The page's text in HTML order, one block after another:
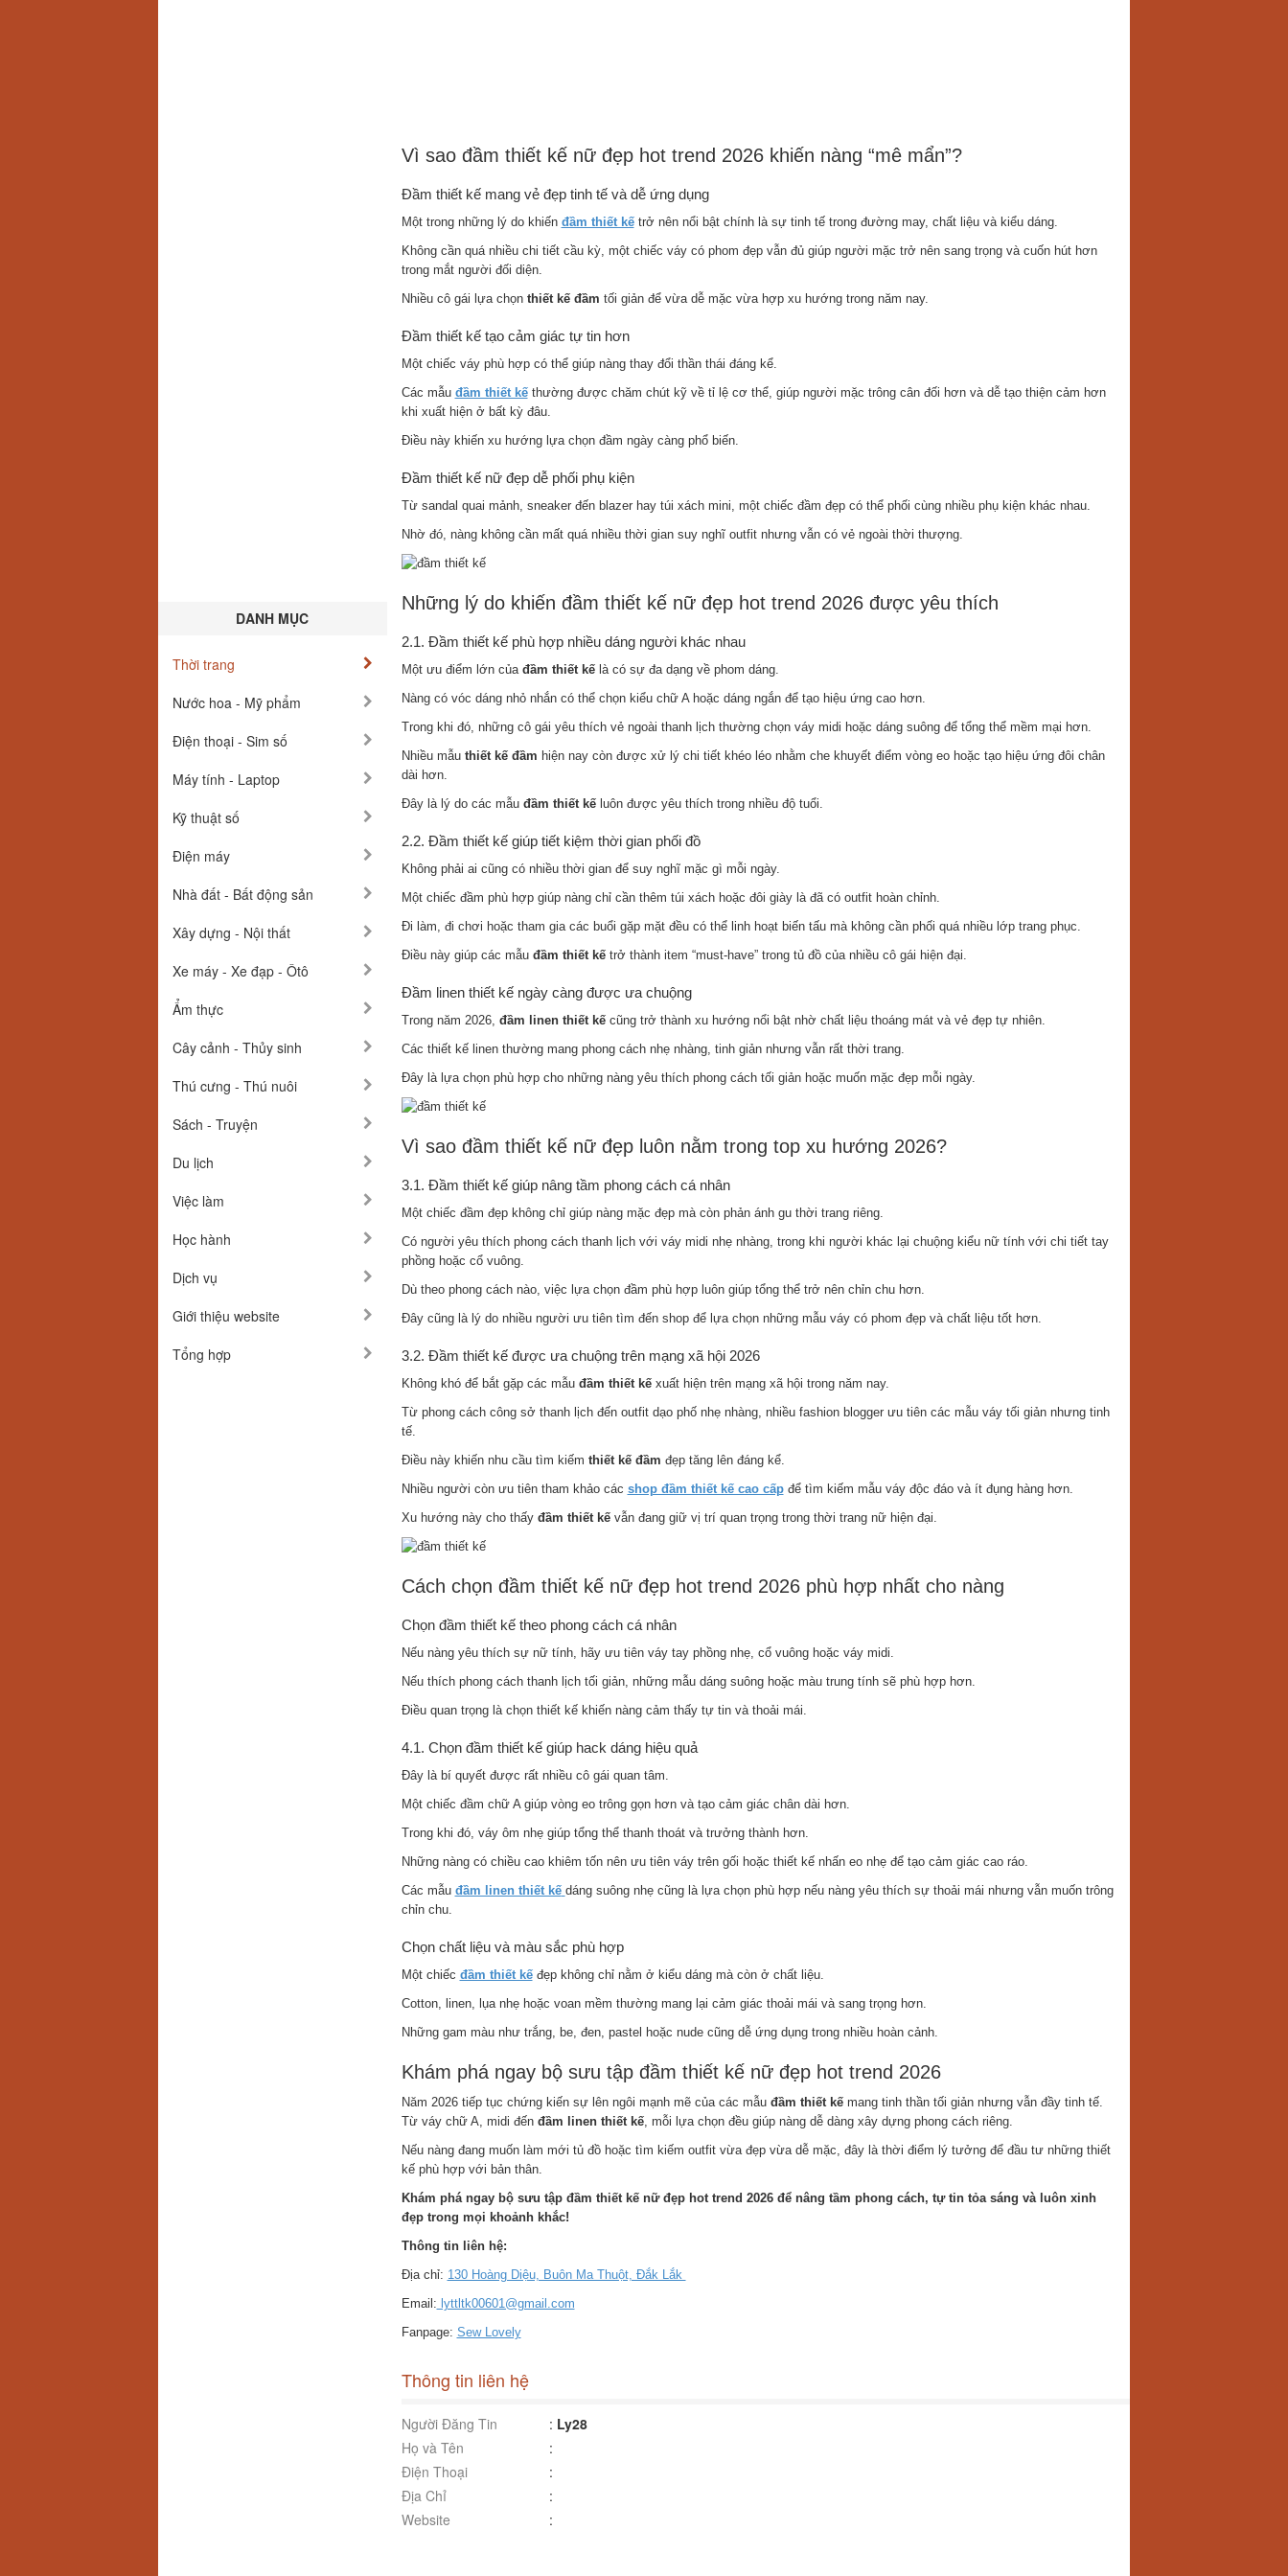
DANH MỤC
Thời trang
Nước hoa - Mỹ phẩm
Điện thoại - Sim số
Máy tính - Laptop
Kỹ thuật số
Điện máy
Nhà đất - Bất động sản
Xây dựng - Nội thất
Xe máy - Xe đạp - Ôtô
Ẩm thực
Cây cảnh - Thủy sinh
Thú cưng - Thú nuôi
Sách - Truyện
Du lịch
Việc làm
Học hành
Dịch vụ
Giới thiệu website
Tổng hợp
Vì sao đầm thiết kế nữ đẹp hot trend 2026 khiến nàng “mê mẩn”?
Đầm thiết kế mang vẻ đẹp tinh tế và dễ ứng dụng
Một trong những lý do khiến đầm thiết kếtrở nên nổi bật chính là sự tinh tế trong đường may, chất liệu và kiểu dáng.
Không cần quá nhiều chi tiết cầu kỳ, một chiếc váy có phom đẹp vẫn đủ giúp người mặc trở nên sang trọng và cuốn hút hơn
trong mắt người đối diện.
Nhiều cô gái lựa chọn thiết kế đầm tối giản để vừa dễ mặc vừa hợp xu hướng trong năm nay.
Đầm thiết kế tạo cảm giác tự tin hơn
Một chiếc váy phù hợp có thể giúp nàng thay đổi thần thái đáng kể.
Các mẫu đầm thiết kếthường được chăm chút kỹ về tỉ lệ cơ thể, giúp người mặc trông cân đối hơn và dễ tạo thiện cảm hơn
khi xuất hiện ở bất kỳ đâu.
Điều này khiến xu hướng lựa chọn đầm ngày càng phổ biến.
Đầm thiết kế nữ đẹp dễ phối phụ kiện
Từ sandal quai mảnh, sneaker đến blazer hay túi xách mini, một chiếc đầm đẹp có thể phối cùng nhiều phụ kiện khác nhau.
Nhờ đó, nàng không cần mất quá nhiều thời gian suy nghĩ outfit nhưng vẫn có vẻ ngoài thời thượng.
Những lý do khiến đầm thiết kế nữ đẹp hot trend 2026 được yêu thích
2.1. Đầm thiết kế phù hợp nhiều dáng người khác nhau
Một ưu điểm lớn của đầm thiết kếlà có sự đa dạng về phom dáng.
Nàng có vóc dáng nhỏ nhắn có thể chọn kiểu chữ A hoặc dáng ngắn để tạo hiệu ứng cao hơn.
Trong khi đó, những cô gái yêu thích vẻ ngoài thanh lịch thường chọn váy midi hoặc dáng suông để tổng thể mềm mại hơn.
Nhiều mẫu thiết kế đầm hiện nay còn được xử lý chi tiết khéo léo nhằm che khuyết điểm vòng eo hoặc tạo hiệu ứng đôi chân
dài hơn.
Đây là lý do các mẫu đầm thiết kếluôn được yêu thích trong nhiều độ tuổi.
2.2. Đầm thiết kế giúp tiết kiệm thời gian phối đồ
Không phải ai cũng có nhiều thời gian để suy nghĩ mặc gì mỗi ngày.
Một chiếc đầm phù hợp giúp nàng chỉ cần thêm túi xách hoặc đôi giày là đã có outfit hoàn chỉnh.
Đi làm, đi chơi hoặc tham gia các buổi gặp mặt đều có thể linh hoạt biến tấu mà không cần phối quá nhiều lớp trang phục.
Điều này giúp các mẫu đầm thiết kếtrở thành item “must-have” trong tủ đồ của nhiều cô gái hiện đại.
Đầm linen thiết kế ngày càng được ưa chuộng
Trong năm 2026, đầm linen thiết kếcũng trở thành xu hướng nổi bật nhờ chất liệu thoáng mát và vẻ đẹp tự nhiên.
Các thiết kế linen thường mang phong cách nhẹ nhàng, tinh giản nhưng vẫn rất thời trang.
Đây là lựa chọn phù hợp cho những nàng yêu thích phong cách tối giản hoặc muốn mặc đẹp mỗi ngày.
Vì sao đầm thiết kế nữ đẹp luôn nằm trong top xu hướng 2026?
3.1. Đầm thiết kế giúp nâng tầm phong cách cá nhân
Một chiếc đầm đẹp không chỉ giúp nàng mặc đẹp mà còn phản ánh gu thời trang riêng.
Có người yêu thích phong cách thanh lịch với váy midi nhẹ nhàng, trong khi người khác lại chuộng kiểu nữ tính với chi tiết tay
phồng hoặc cổ vuông.
Dù theo phong cách nào, việc lựa chọn đầm phù hợp luôn giúp tổng thể trở nên chỉn chu hơn.
Đây cũng là lý do nhiều người ưu tiên tìm đến shop để lựa chọn những mẫu váy có phom đẹp và chất liệu tốt hơn.
3.2. Đầm thiết kế được ưa chuộng trên mạng xã hội 2026
Không khó để bắt gặp các mẫu đầm thiết kếxuất hiện trên mạng xã hội trong năm nay.
Từ phong cách công sở thanh lịch đến outfit dạo phố nhẹ nhàng, nhiều fashion blogger ưu tiên các mẫu váy tối giản nhưng tinh
tế.
Điều này khiến nhu cầu tìm kiếm thiết kế đầm đẹp tăng lên đáng kể.
Nhiều người còn ưu tiên tham khảo các shop đầm thiết kế cao cấpđể tìm kiếm mẫu váy độc đáo và ít đụng hàng hơn.
Xu hướng này cho thấy đầm thiết kếvẫn đang giữ vị trí quan trọng trong thời trang nữ hiện đại.
Cách chọn đầm thiết kế nữ đẹp hot trend 2026 phù hợp nhất cho nàng
Chọn đầm thiết kế theo phong cách cá nhân
Nếu nàng yêu thích sự nữ tính, hãy ưu tiên váy tay phồng nhẹ, cổ vuông hoặc váy midi.
Nếu thích phong cách thanh lịch tối giản, những mẫu dáng suông hoặc màu trung tính sẽ phù hợp hơn.
Điều quan trọng là chọn thiết kế khiến nàng cảm thấy tự tin và thoải mái.
4.1. Chọn đầm thiết kế giúp hack dáng hiệu quả
Đây là bí quyết được rất nhiều cô gái quan tâm.
Một chiếc đầm chữ A giúp vòng eo trông gọn hơn và tạo cảm giác chân dài hơn.
Trong khi đó, váy ôm nhẹ giúp tổng thể thanh thoát và trưởng thành hơn.
Những nàng có chiều cao khiêm tốn nên ưu tiên váy trên gối hoặc thiết kế nhấn eo nhẹ để tạo cảm giác cao ráo.
Các mẫu đầm linen thiết kế dáng suông nhẹ cũng là lựa chọn phù hợp nếu nàng yêu thích sự thoải mái nhưng vẫn muốn trông
chỉn chu.
Chọn chất liệu và màu sắc phù hợp
Một chiếc đầm thiết kếđẹp không chỉ nằm ở kiểu dáng mà còn ở chất liệu.
Cotton, linen, lụa nhẹ hoặc voan mềm thường mang lại cảm giác thoải mái và sang trọng hơn.
Những gam màu như trắng, be, đen, pastel hoặc nude cũng dễ ứng dụng trong nhiều hoàn cảnh.
Khám phá ngay bộ sưu tập đầm thiết kế nữ đẹp hot trend 2026
Năm 2026 tiếp tục chứng kiến sự lên ngôi mạnh mẽ của các mẫu đầm thiết kếmang tinh thần tối giản nhưng vẫn đầy tinh tế.
Từ váy chữ A, midi đến đầm linen thiết kế, mỗi lựa chọn đều giúp nàng dễ dàng xây dựng phong cách riêng.
Nếu nàng đang muốn làm mới tủ đồ hoặc tìm kiếm outfit vừa đẹp vừa dễ mặc, đây là thời điểm lý tưởng để đầu tư những thiết
kế phù hợp với bản thân.
Khám phá ngay bộ sưu tập đầm thiết kế nữ đẹp hot trend 2026 để nâng tầm phong cách, tự tin tỏa sáng và luôn xinh
đẹp trong mọi khoảnh khắc!
Thông tin liên hệ:
Địa chỉ: 130 Hoàng Diệu, Buôn Ma Thuột, Đắk Lắk
Email: lyttltk00601@gmail.com
Fanpage: Sew Lovely
Thông tin liên hệ
Người Đăng Tin : Ly28
Họ và Tên
:
Điện Thoại
:
Địa Chỉ
:
Website
: